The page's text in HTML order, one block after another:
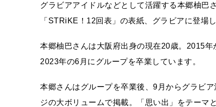
グラビアアイドルなどとして活躍する本郷柚巴
「STRiKE！12回表」の表紙、グラビアに登場
本郷柚巴さんは大阪府出身の現在20歳。2015
2023年の6月にグループを卒業しています。
本郷さんはグループを卒業後、9月からグラビ
ジの大ボリュームで掲載。「思い出」をテーマ